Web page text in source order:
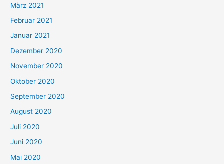
März 2021
Februar 2021
Januar 2021
Dezember 2020
November 2020
Oktober 2020
September 2020
August 2020
Juli 2020
Juni 2020
Mai 2020